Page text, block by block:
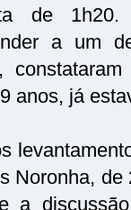
de
a um
anos, já
Noronha,
a